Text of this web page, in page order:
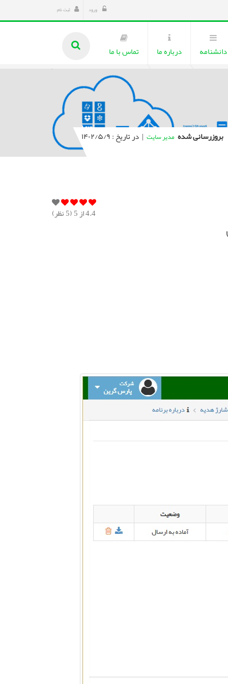
ورود ثبت نام
دانشنامه درباره ما تماس با ما
بروزرسانی شده مدیر سایت | در تاریخ : ۱۴۰۲/۵/۹
4.4از 5 ( 5نظر)